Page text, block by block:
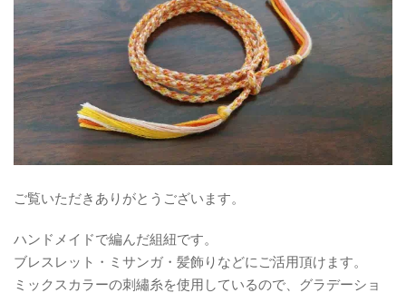
ご覧いただきありがとうございます。
ハンドメイドで編んだ組紐です。
ブレスレット・ミサンガ・髪飾りなどにご活用頂けます。
ミックスカラーの刺繡糸を使用しているので、グラデーショ